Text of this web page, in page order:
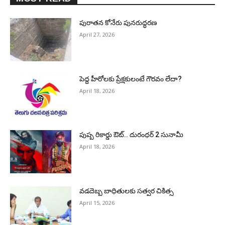
పురాత‌న కోనేరు పున‌రుద్ధ‌ర‌ణ
April 27, 2026
పెద్ద హీరోల‌కు ప్రేక్ష‌కులంటే గౌర‌వం లేదా?
April 18, 2026
పుష్ప రికార్డు ఔట్‌.. దురంధ‌ర్ 2 సునామీ
April 18, 2026
వడదెబ్బ బాధితులకు సత్వర చికిత్స
April 15, 2026